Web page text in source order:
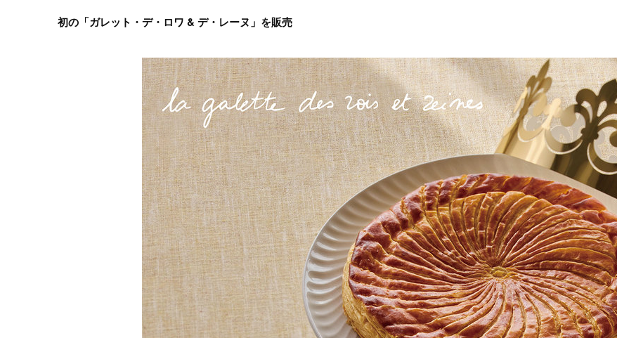
初の「ガレット・デ・ロワ & デ・レーヌ」を販売